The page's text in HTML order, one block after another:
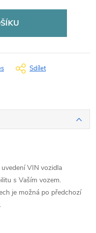
Sdílet
VIN vozidla
s Vaším vozem.
je možná po předchozí